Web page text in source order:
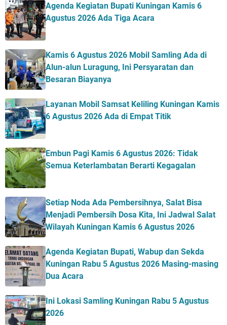
Agenda Kegiatan Bupati Kuningan Kamis 6
Agustus 2026 Ada Tiga Acara
Kamis 6 Agustus 2026 Mobil Samling Ada di
Alun-alun Luragung, Ini Persyaratan dan
Besaran Biayanya
Layanan Mobil Samsat Keliling Kuningan Kamis
6 Agustus 2026 Ada di Empat Titik
Embun Pagi Kamis 6 Agustus 2026: Tidak
Semua Keterlambatan Berarti Kegagalan
Setiap Noda Ada Pembersihnya, Salat Bisa
Menjadi Pembersih Dosa Kita, Ini Jadwal Salat
Wilayah Kuningan Kamis 6 Agustus 2026
Agenda Kegiatan Bupati, Wabup dan Sekda
Kuningan Rabu 5 Agustus 2026 Masing-masing
Dua Acara
Ini Lokasi Samling Kuningan Rabu 5 Agustus
2026